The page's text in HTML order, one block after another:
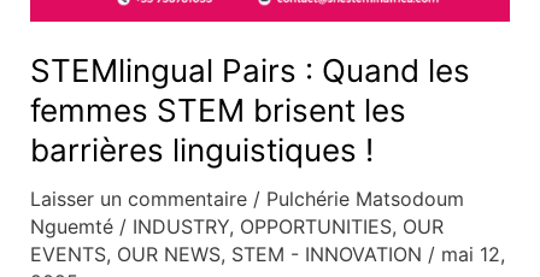
STEMlingual Pairs : Quand les
femmes STEM brisent les
barrières linguistiques !
Laisser un commentaire / Pulchérie Matsodoum
Nguemté / INDUSTRY, OPPORTUNITIES, OUR
EVENTS, OUR NEWS, STEM - INNOVATION / mai 12,